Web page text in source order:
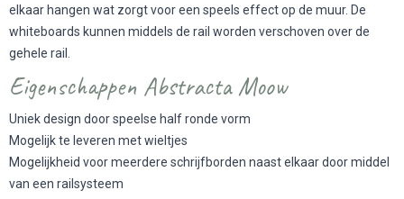
elkaar hangen wat zorgt voor een speels effect op de muur. De
whiteboards kunnen middels de rail worden verschoven over de
gehele rail.
Eigenschappen Abstracta Moow
Uniek design door speelse half ronde vorm
Mogelijk te leveren met wieltjes
Mogelijkheid voor meerdere schrijfborden naast elkaar door middel
van een railsysteem